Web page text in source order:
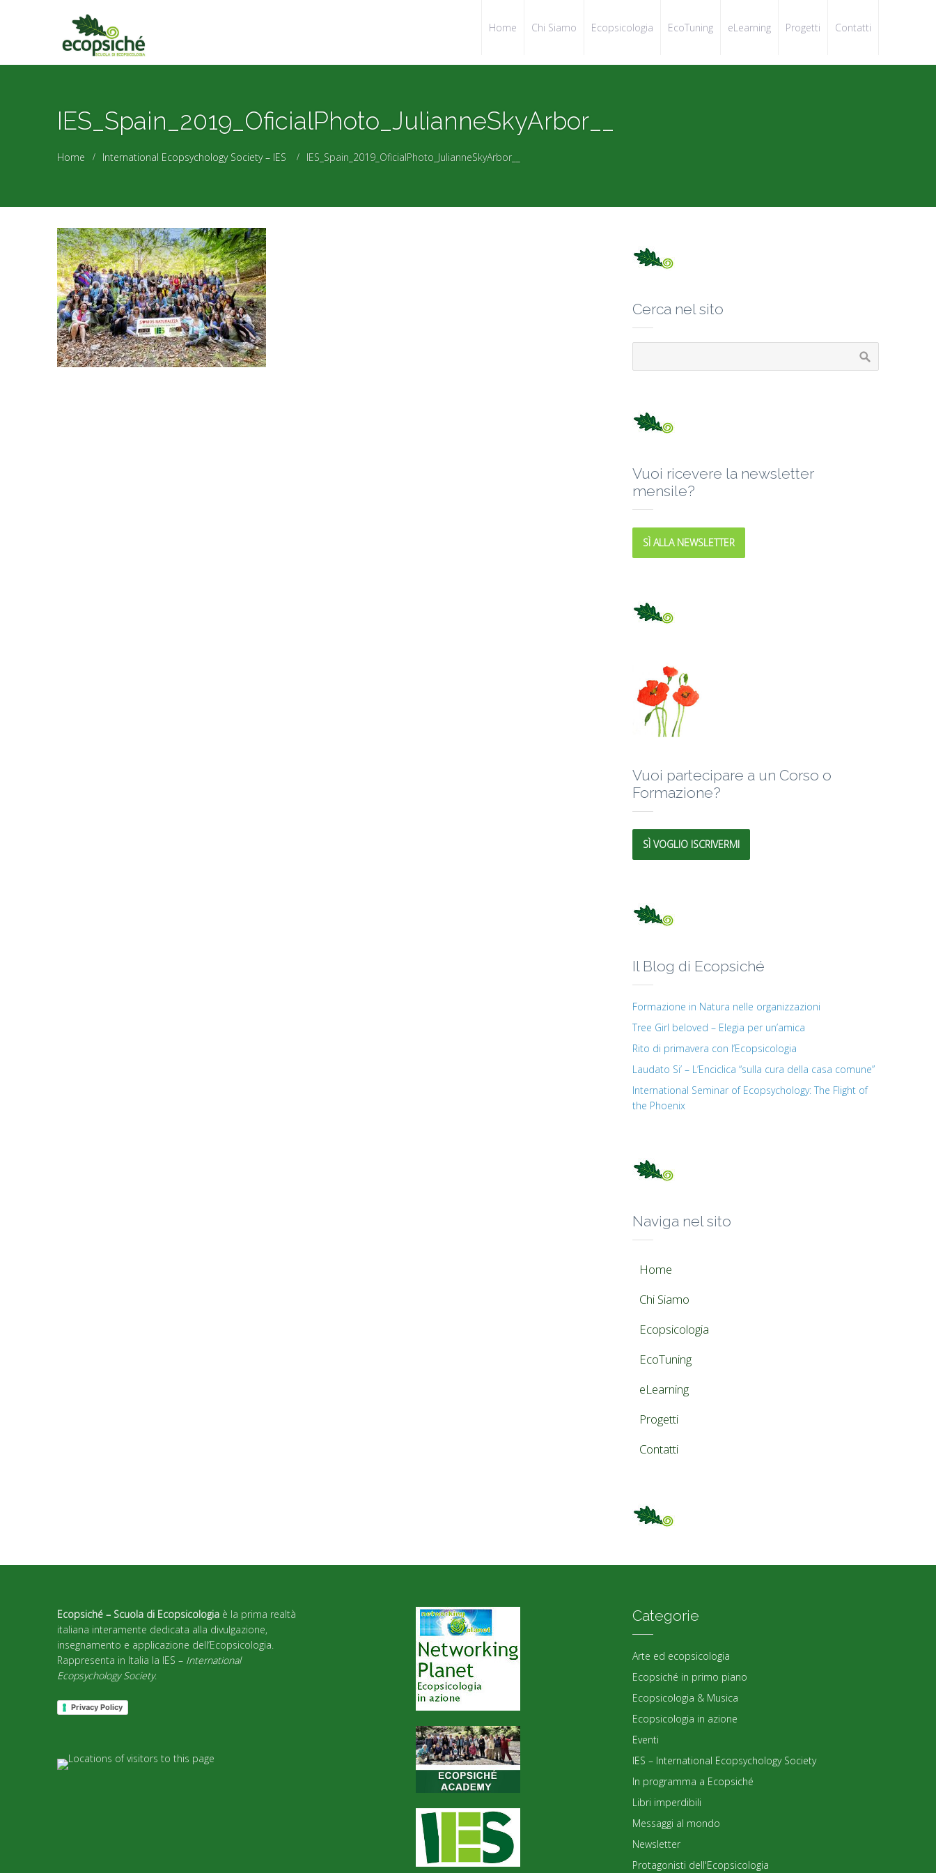
Home Chi Siamo Ecopsicologia EcoTuning eLearning Progetti Contatti
IES_Spain_2019_OficialPhoto_JulianneSkyArbor__
Home International Ecopsychology Society – IES IES_Spain_2019_OficialPhoto_JulianneSkyArbor__
Cerca nel sito
Vuoi ricevere la newsletter
mensile?
SÌ ALLA NEWSLETTER
Vuoi partecipare a un Corso o
Formazione?
SÌ VOGLIO ISCRIVERMI
Il Blog di Ecopsiché
Formazione in Natura nelle organizzazioni
Tree Girl beloved – Elegia per un’amica
Rito di primavera con l’Ecopsicologia
Laudato Si’ – L’Enciclica “sulla cura della casa comune”
International Seminar of Ecopsychology: The Flight of
the Phoenix
Naviga nel sito
Home
Chi Siamo
Ecopsicologia
EcoTuning
eLearning
Progetti
Contatti
Ecopsiché – Scuola di Ecopsicologia è la prima realtà
italiana interamente dedicata alla divulgazione,
insegnamento e applicazione dell’Ecopsicologia.
Rappresenta in Italia la IES – International
Ecopsychology Society.
Privacy Policy
Categorie
Arte ed ecopsicologia
Ecopsiché in primo piano
Ecopsicologia & Musica
Ecopsicologia in azione
Eventi
IES – International Ecopsychology Society
In programma a Ecopsiché
Libri imperdibili
Messaggi al mondo
Newsletter
Protagonisti dell'Ecopsicologia